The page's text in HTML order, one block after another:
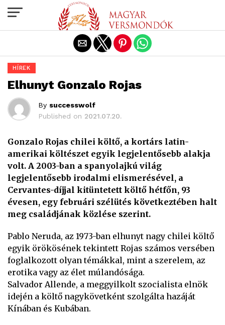
HÍREK
Elhunyt Gonzalo Rojas
By successwolf
Published on 2021.07.20.
Gonzalo Rojas chilei költő, a kortárs latin-
amerikai költészet egyik legjelentősebb alakja
volt. A 2003-ban a spanyolajkú világ
legjelentősebb irodalmi elismerésével, a
Cervantes-díjjal kitüntetett költő hétfőn, 93
évesen, egy februári szélütés következtében halt
meg családjának közlése szerint.
Pablo Neruda, az 1973-ban elhunyt nagy chilei költő
egyik örökösének tekintett Rojas számos versében
foglalkozott olyan témákkal, mint a szerelem, az
erotika vagy az élet múlandósága.
Salvador Allende, a meggyilkolt szocialista elnök
idején a költő nagykövetként szolgálta hazáját
Kínában és Kubában.
Exit mobile version